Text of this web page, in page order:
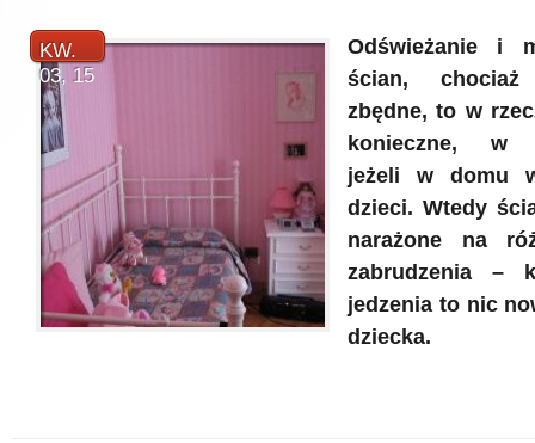
KW.
03, 15
Odświeżanie i
ścian,
zbędne, to w
konieczne, w
jeżeli w domu
dzieci. Wtedy
narażone na
zabrudzenia –
jedzenia to nic
dziecka.